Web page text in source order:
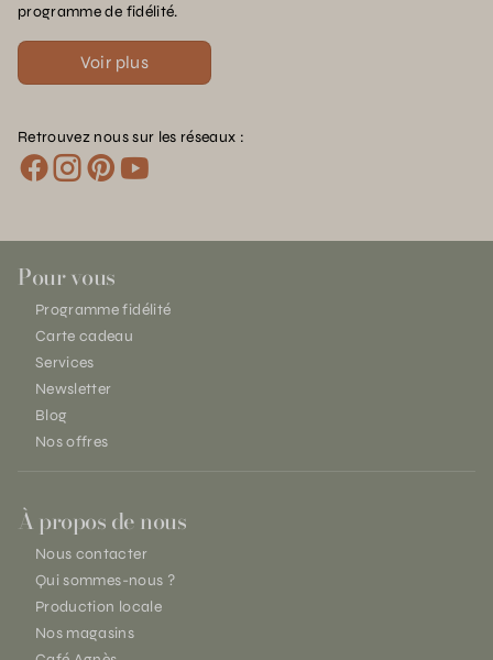
programme de fidélité.
Voir plus
Retrouvez nous sur les réseaux :
Pour vous
Programme fidélité
Carte cadeau
Services
Newsletter
Blog
Nos offres
À propos de nous
Nous contacter
Qui sommes-nous ?
Production locale
Nos magasins